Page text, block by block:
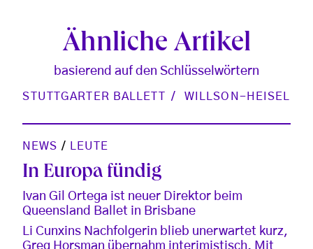
Ähnliche Artikel
basierend auf den Schlüsselwörtern
STUTTGARTER BALLETT WILLSON-HEISEL
NEWS / LEUTE
In Europa fündig
Ivan Gil Ortega ist neuer Direktor beim
Queensland Ballet in Brisbane
Li Cunxins Nachfolgerin blieb unerwartet kurz,
Greg Horsman übernahm interimistisch. Mit